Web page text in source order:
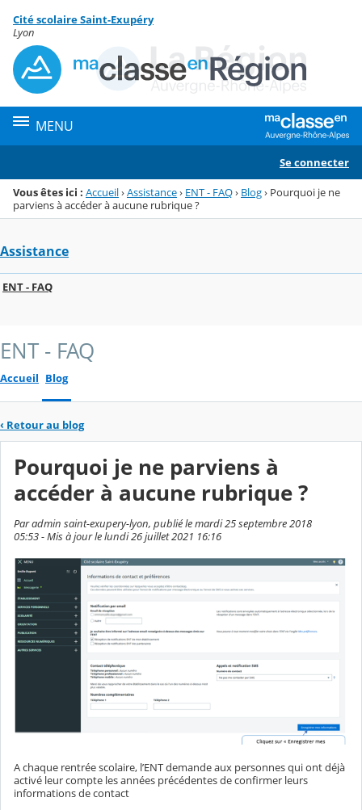
Menu de la rubrique
Contenu
Cité scolaire Saint-Exupéry
Lyon
MENU
Se connecter
Vous êtes ici : Accueil›Assistance› ENT - FAQ› Blog› Pourquoi je ne
parviens à accéder à aucune rubrique ?
Assistance
ENT - FAQ
ENT - FAQ
Accueil Blog
‹ Retour au blog
Pourquoi je ne parviens à
accéder à aucune rubrique ?
Par admin saint-exupery-lyon, publié le mardi 25 septembre 2018
05:53 - Mis à jour le lundi 26 juillet 2021 16:16
A chaque rentrée scolaire, l’ENT demande aux personnes qui ont déjà
activé leur compte les années précédentes de confirmer leurs
informations de contact